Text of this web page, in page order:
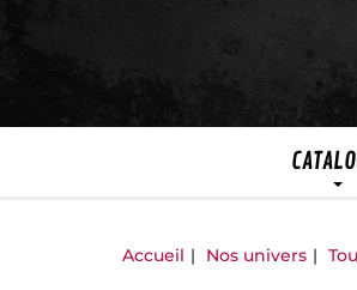
Accueil Nos univers